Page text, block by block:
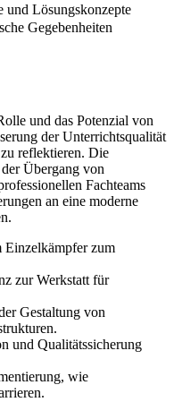
und Lösungskonzepte
Gegebenheiten
und das Potenzial von
der Unterrichtsqualität
reflektieren. Die
Übergang von
Fachteams
an eine moderne
zum
zur Werkstatt für
Gestaltung von
und Qualitätssicherung
wie